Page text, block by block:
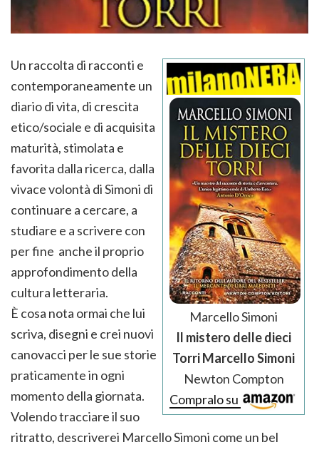
Marcello Simoni
Il mistero delle dieci
Torri Marcello Simoni
Newton Compton
Compralo su
Un raccolta di racconti e
contemporaneamente un
diario di vita, di crescita
etico/sociale e di acquisita
maturità, stimolata e
favorita dalla ricerca, dalla
vivace volontà di Simoni di
continuare a cercare, a
studiare e a scrivere con
per fine anche il proprio
approfondimento della
cultura letteraria.
È cosa nota ormai che lui
scriva, disegni e crei nuovi
canovacci per le sue storie
praticamente in ogni
momento della giornata.
Volendo tracciare il suo
ritratto, descriverei Marcello Simoni come un bel